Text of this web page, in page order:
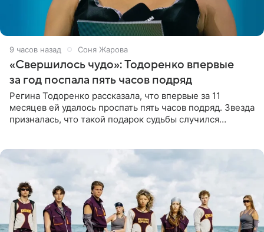
9 часов назад Соня Жарова
«Свершилось чудо»: Тодоренко впервые
за год поспала пять часов подряд
Регина Тодоренко рассказала, что впервые за 11
месяцев ей удалось проспать пять часов подряд. Звезда
призналась, что такой подарок судьбы случился